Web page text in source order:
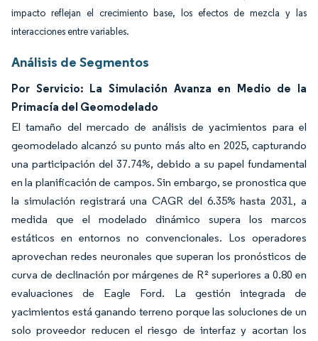
impacto reflejan el crecimiento base, los efectos de mezcla y las
interacciones entre variables.
Análisis de Segmentos
Por Servicio: La Simulación Avanza en Medio de la
Primacía del Geomodelado
El tamaño del mercado de análisis de yacimientos para el
geomodelado alcanzó su punto más alto en 2025, capturando
una participación del 37.74%, debido a su papel fundamental
en la planificación de campos. Sin embargo, se pronostica que
la simulación registrará una CAGR del 6.35% hasta 2031, a
medida que el modelado dinámico supera los marcos
estáticos en entornos no convencionales. Los operadores
aprovechan redes neuronales que superan los pronósticos de
curva de declinación por márgenes de R² superiores a 0.80 en
evaluaciones de Eagle Ford. La gestión integrada de
yacimientos está ganando terreno porque las soluciones de un
solo proveedor reducen el riesgo de interfaz y acortan los